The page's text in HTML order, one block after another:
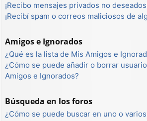
¡Recibo mensajes privados no
¡Recibí spam o correos maliciosos de
Amigos e Ignorados
¿Qué es la lista de Mis Amigos e
¿Cómo se puede añadir o borrar
Amigos e Ignorados?
Búsqueda en los foros
¿Cómo se puede buscar en uno o